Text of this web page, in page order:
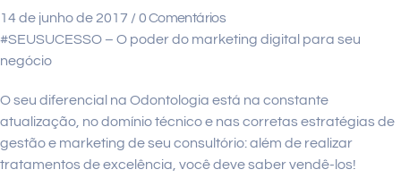
14 de junho de 2017 /0 Comentários
#SEUSUCESSO – O poder do marketing digital para seu
negócio
O seu diferencial na Odontologia está na constante
atualização, no domínio técnico e nas corretas estratégias de
gestão e marketing de seu consultório: além de realizar
tratamentos de excelência, você deve saber vendê-los!